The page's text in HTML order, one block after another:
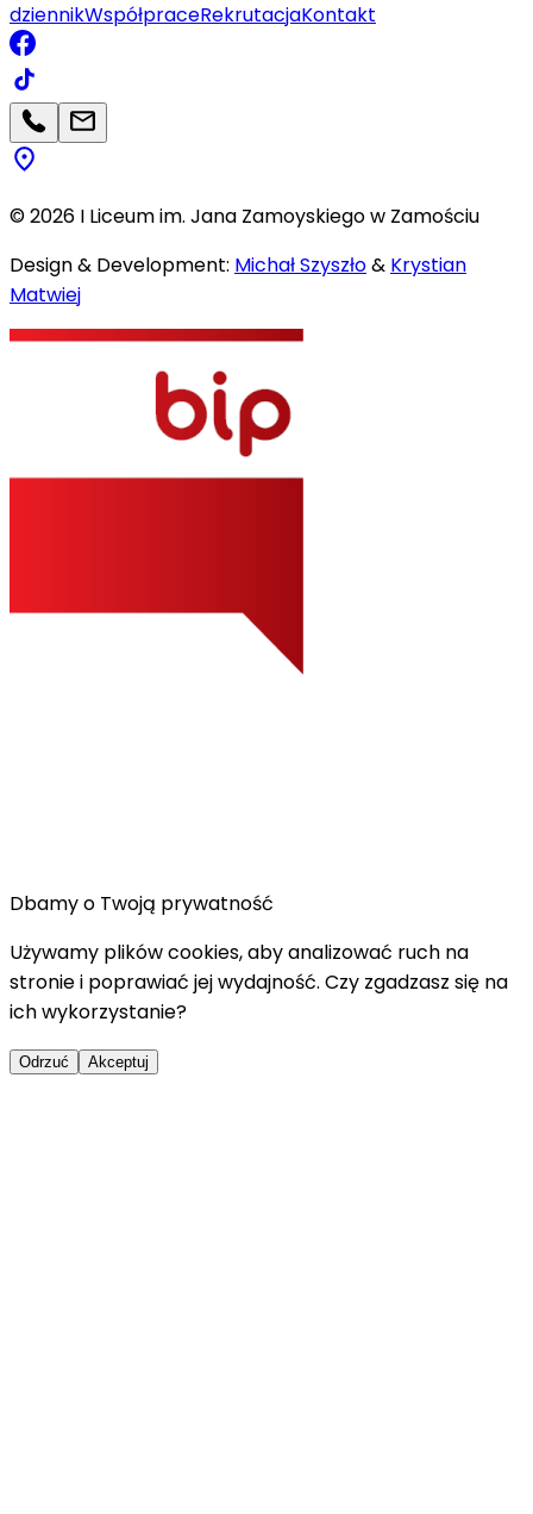
dziennikWspółpraceRekrutacjaKontakt
©2026 I Liceum im. Jana Zamoyskiego w Zamościu
Design & Development: Michał Szyszło& Krystian
Matwiej
Dbamy o Twoją prywatność
Używamy plików cookies, aby analizować ruch na
stronie i poprawiać jej wydajność. Czy zgadzasz się na
ich wykorzystanie?
Odrzuć Akceptuj